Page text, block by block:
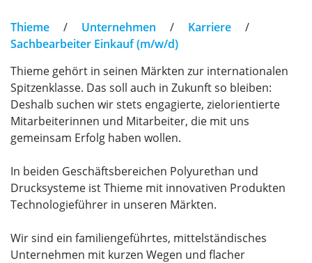
Thieme / Unternehmen / Karriere
/
Sachbearbeiter Einkauf (m/w/d)
Thieme gehört in seinen Märkten zur internationalen
Spitzenklasse. Das soll auch in Zukunft so bleiben:
Deshalb suchen wir stets engagierte, zielorientierte
Mitarbeiterinnen und Mitarbeiter, die mit uns
gemeinsam Erfolg haben wollen.
In beiden Geschäftsbereichen Polyurethan und
Drucksysteme ist Thieme mit innovativen Produkten
Technologieführer in unseren Märkten.
Wir sind ein familiengeführtes, mittelständisches
Unternehmen mit kurzen Wegen und flacher